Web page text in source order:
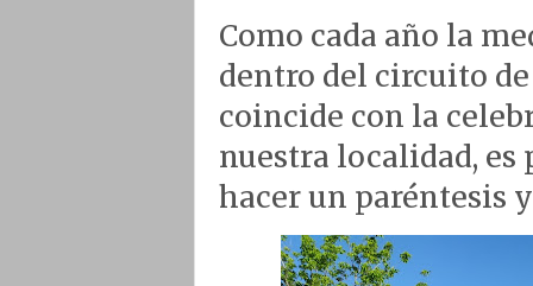
Como cada año la
dentro del circuito de
coincide con la
nuestra localidad,
hacer un paréntesis